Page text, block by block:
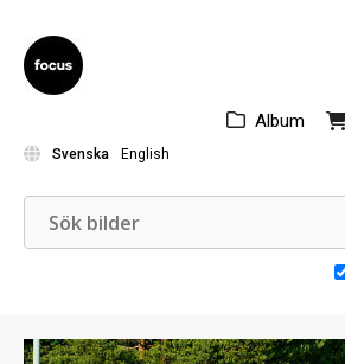
Album
Svenska English